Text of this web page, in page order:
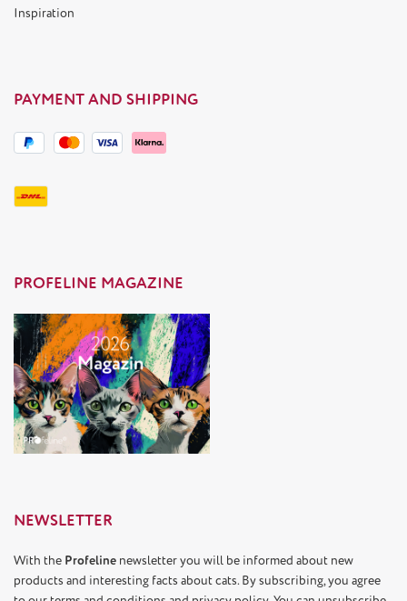
Inspiration
PAYMENT AND SHIPPING
PROFELINE MAGAZINE
NEWSLETTER
With the Profeline newsletter you will be informed about new
products and interesting facts about cats. By subscribing, you agree